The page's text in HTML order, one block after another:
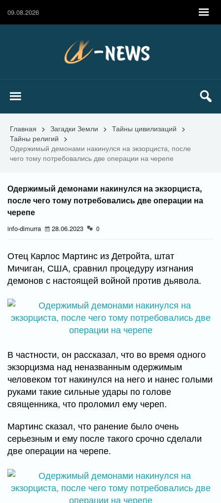
09.08.2026
Главная > Загадки Земли > Тайны цивилизаций >
Тайны религий >
Одержимый демонами накинулся на экзорциста, после
чего тому потребовались две операции на черепе
Одержимый демонами накинулся на экзорциста,
после чего тому потребовались две операции на
черепе
info-dimurra 28.06.2023 0
Отец Карлос Мартинс из Детройта, штат
Мичиган, США, сравнил процедуру изгнания
демонов с настоящей войной против дьявола.
В частности, он рассказал, что во время одного
экзорцизма над неназванным одержимым
человеком тот накинулся на него и нанес голыми
руками такие сильные удары по голове
священника, что проломил ему череп.
Мартинс сказал, что ранение было очень
серьезным и ему после такого срочно сделали
две операции на черепе.